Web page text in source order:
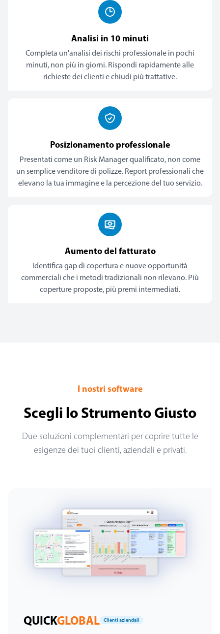
Analisi in 10 minuti
Completa un'analisi dei rischi professionale in pochi
minuti, non più in giorni. Rispondi rapidamente alle
richieste dei clienti e chiudi più trattative.
Posizionamento professionale
Presentati come un Risk Manager qualificato, non come
un semplice venditore di polizze. Report professionali che
elevano la tua immagine e la percezione del tuo servizio.
Aumento del fatturato
Identifica gap di copertura e nuove opportunità
commerciali che i metodi tradizionali non rilevano. Più
coperture proposte, più premi intermediati.
I nostri software
Scegli lo Strumento Giusto
Due soluzioni complementari per coprire tutte le
esigenze dei tuoi clienti, aziendali e privati.
QUICKGLOBAL Clienti aziendali